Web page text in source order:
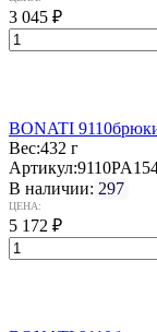
3 045 ₽
BONATI
Вес:432 г
Артикул:
В наличии: 297
ЦЕНА:
5 172 ₽